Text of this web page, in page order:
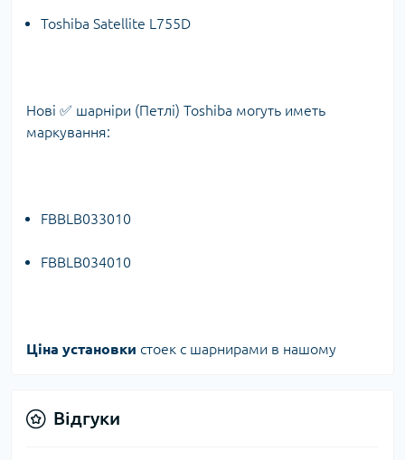
Toshiba Satellite L755D
Нові ✅ шарніри (Петлі) Toshiba могуть иметь
маркування:
FBBLB033010
FBBLB034010
Ціна установки стоек с шарнирами в нашому
Відгуки